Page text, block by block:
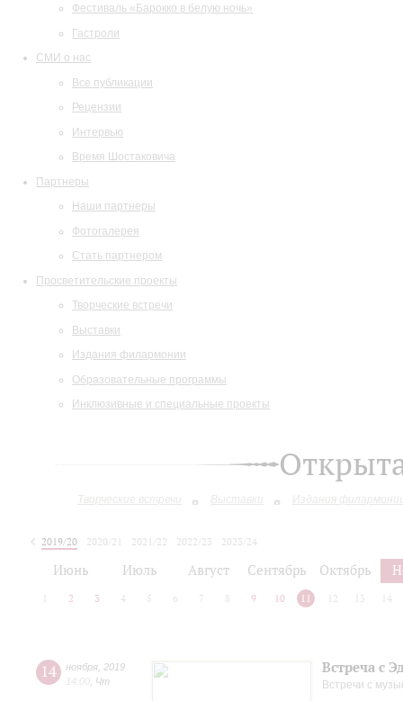
Фестиваль «Барокко в белую ночь»
Гастроли
СМИ о нас
Все публикации
Рецензии
Интервью
Время Шостаковича
Партнеры
Наши партнеры
Фотогалерея
Стать партнером
Просветительские проекты
Творческие встречи
Выставки
Издания филармонии
Образовательные программы
Инклюзивные и специальные проекты
Творческие встречи Выставки Издания
2019/20 2020/21 2021/22 2022/23
2023/24
Июнь Июль Август Сентябрь Октябрь
2 3 4 5 6 7 8 9 10 11 12 13 14
14 ноября 2019
14:00 Чт
Встреча с
Встречи с